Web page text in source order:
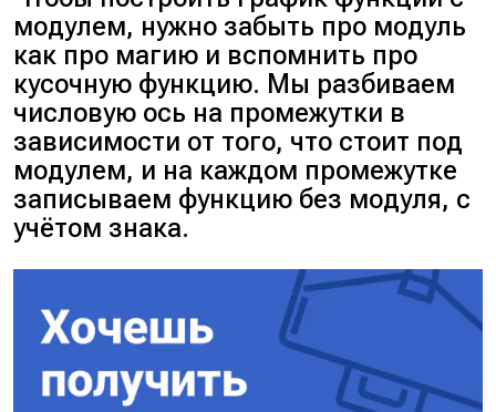
модулем, нужно забыть про модуль
как про магию и вспомнить про
кусочную функцию. Мы разбиваем
числовую ось на промежутки в
зависимости от того, что стоит под
модулем, и на каждом промежутке
записываем функцию без модуля, с
учётом знака.